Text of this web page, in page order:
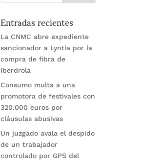
Entradas recientes
La CNMC abre expediente
sancionador a Lyntia por la
compra de fibra de
Iberdrola
Consumo multa a una
promotora de festivales con
320.000 euros por
cláusulas abusivas
Un juzgado avala el despido
de un trabajador
controlado por GPS del